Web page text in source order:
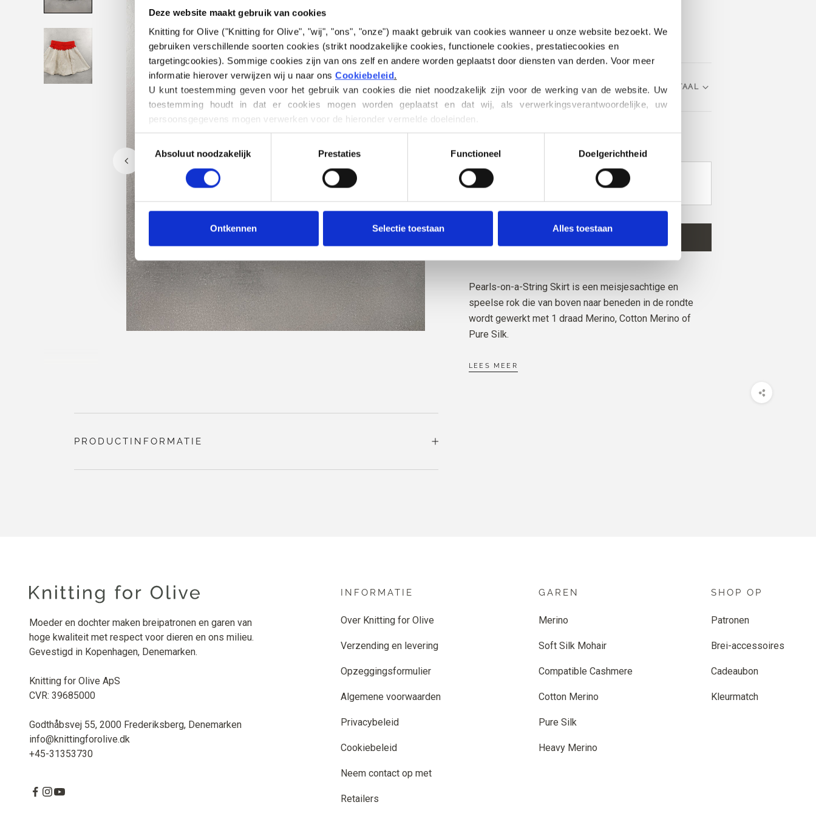
Deze website maakt gebruik van cookies
Knitting for Olive ("Knitting for Olive", "wij", "ons", "onze") maakt gebruik van cookies wanneer u onze website bezoekt. We
gebruiken verschillende soorten cookies (strikt noodzakelijke cookies, functionele cookies, prestatiecookies en
targetingcookies). Sommige cookies zijn van ons zelf en andere worden geplaatst door diensten van derden. Voor meer
informatie hierover verwijzen wij u naar ons Cookiebeleid.
U kunt toestemming geven voor het gebruik van cookies die niet noodzakelijk zijn voor de werking van de website. Uw
toestemming houdt in dat er cookies mogen worden geplaatst en dat wij, als verwerkingsverantwoordelijke, uw
persoonsgegevens mogen verwerken voor de hieronder vermelde doeleinden.
U kunt uw toestemming te allen tijde wijzigen of intrekken via ons Cookiebeleid, waar u ook informatie kunt vinden over
het blokkeren en verwijderen van cookies.
selecterenAbsoluut noodzakelijk Prestaties Functioneel Doelgerichtheid
Ontkennen Selectie toestaan Alles toestaan
€6,60
TAAL KIES TAAL
IK WIL GRAAG GAREN KOPEN VOOR HET
2 JAAR 4 JAAR
8 JAAR
PURE SILK
WHEAT
2STUKS. 19EUR
PURE SILK
Besteed€ 100,0meer en ontvang gratis verzending
binnen de EU!
worden dezelfde dag nog verzonden!
Pearls-on-a-String Skirt is een meisjesachtige en
speelse rok die van boven naar beneden in de rondte
wordt gewerkt met 1 draad Merino, Cotton Merino of
Pure Silk.
LEES MEER
PRODUCTINFORMATIE
Moeder en dochter maken breipatronen en garen van
hoge kwaliteit met respect voor dieren en ons milieu.
Gevestigd in Kopenhagen, Denemarken.
Knitting for Olive ApS
CVR: 39685000
Godthåbsvej 55, 2000 Frederiksberg, Denemarken
info@knittingforolive.dk
+45-31353730
INFORMATIE
Over Knitting for Olive
Verzending en levering
Opzeggingsformulier
Algemene voorwaarden
Privacybeleid
Cookiebeleid
Neem contact op met
Retailers
GAREN
Merino
Soft Silk Mohair
Compatible Cashmere
Cotton Merino
Pure Silk
Heavy Merino
SHOP OP
Patronen
Brei-accessoires
Cadeaubon
Kleurmatch